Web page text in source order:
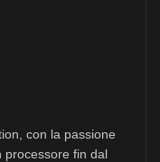
con la passione
processore fin dal